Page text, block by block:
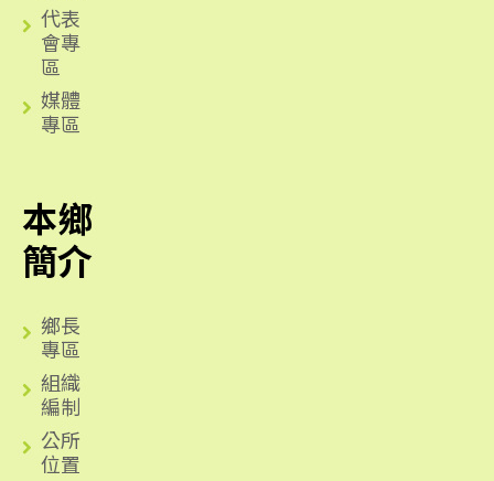
代表
會專
區
媒體
專區
本鄉
簡介
鄉長
專區
組織
編制
公所
位置